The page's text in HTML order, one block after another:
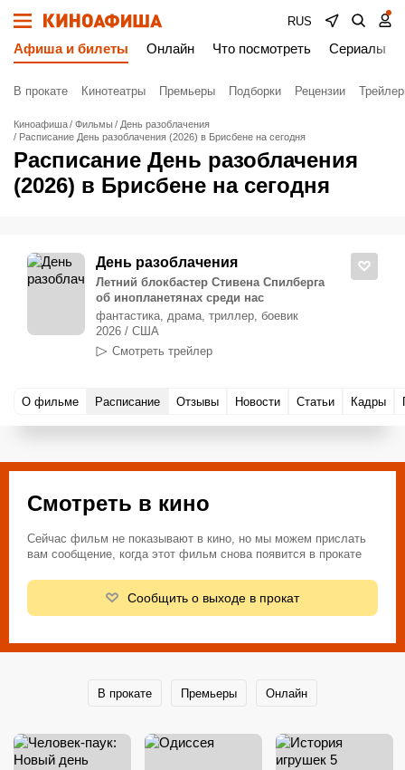
RUS
Афиша и билеты Онлайн Что посмотреть Сериалы
В прокате Кинотеатры Премьеры Подборки Рецензии
Киноафиша Фильмы
День разоблачения
Расписание День разоблачения (2026) в Брисбене на сегодня
Расписание День разоблачения
(2026) в Брисбене на сегодня
День разоблачения
Летний блокбастер Стивена Спилберга
об инопланетянах среди нас
фантастика, драма, триллер, боевик
2026 / США
Смотреть трейлер
О фильме Расписание Отзывы Новости Статьи Кадры
Смотреть в кино
Сейчас фильм не показывают в кино, но мы можем прислать
вам сообщение, когда этот фильм снова появится в прокате
Сообщить о выходе в прокат
В прокате Премьеры Онлайн